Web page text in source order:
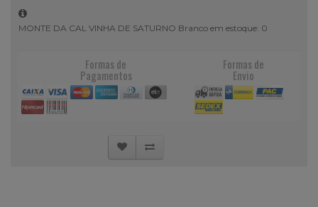
MONTE DA CAL VINHA DE SATURNO Branco em estoque: 0
Formas de
Pagamentos
Formas de
Envio